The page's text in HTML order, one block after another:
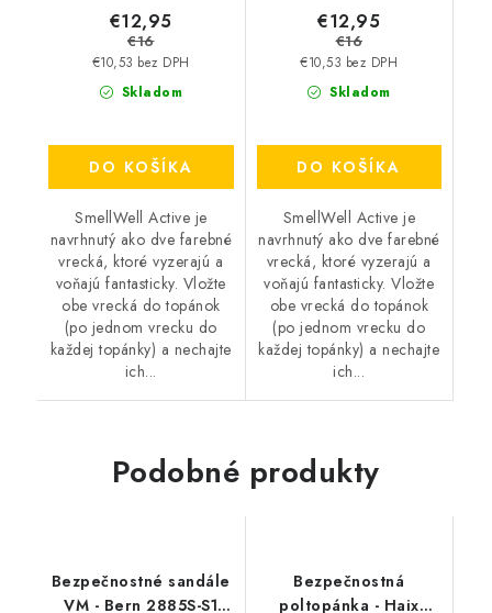
Skladom
€10,53 bez DPH
€12,95
€16
DO KOŠÍKA
SmellWell Active je
navrhnutý ako dve farebné
vrecká, ktoré vyzerajú a
voňajú fantasticky. Vložte
obe vrecká do topánok
(po jednom vrecku do
každej topánky) a nechajte
ich...
Skladom
€10,53 bez DPH
€12,95
€16
DO KOŠÍKA
SmellWell Active je
navrhnutý ako dve farebné
vrecká, ktoré vyzerajú a
voňajú fantasticky. Vložte
obe vrecká do topánok
(po jednom vrecku do
každej topánky) a nechajte
ich...
Podobné produkty
Bezpečnostné sandále
VM - Bern 2885S-S1
Bezpečnostná
poltopánka - Haix